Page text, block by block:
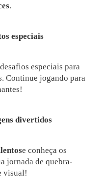
.
especiais
especiais para
Continue jogando para
divertidos
e conheça os
jornada de quebra-
visual!